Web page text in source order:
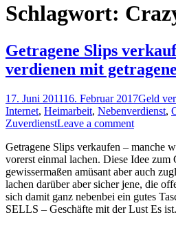
Schlagwort:
Getragene Slips
verdienen mit
17. Juni 201116. Februar 2017Geld
Internet, Heimarbeit, Nebenverdienst,
ZuverdienstLeave a comment
Getragene Slips verkaufen – manche
vorerst einmal lachen. Diese Idee zum
gewissermaßen amüsant aber auch
lachen darüber aber sicher jene, die
sich damit ganz nebenbei ein gutes
SELLS – Geschäfte mit der Lust Es